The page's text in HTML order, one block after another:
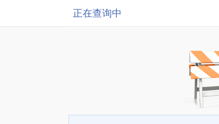
正在查询中